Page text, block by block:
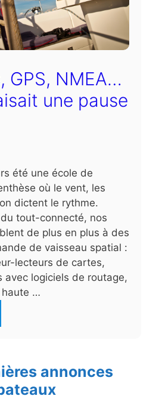
GPS, NMEA…
une pause
été une école de
où le vent, les
dictent le rythme.
du tout-connecté, nos
de plus en plus à des
de vaisseau spatial :
lecteurs de cartes,
logiciels de routage,
haute …
annonces